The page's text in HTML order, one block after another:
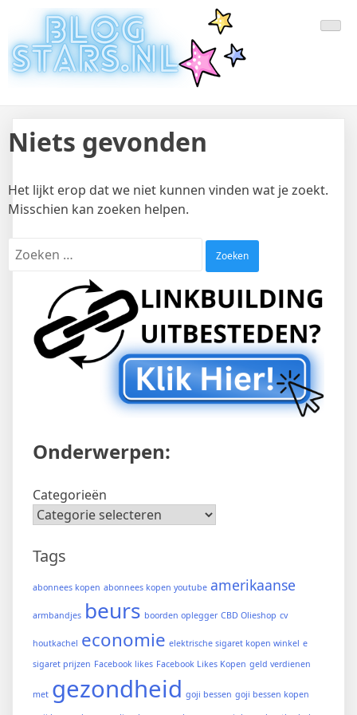
Doorgaan
inhoud
Laatste Nieuws Uit De Media
Van Nederland En Buitenland
Blogger Nieuws, Tips, Trends en Aanbiedingen
Niets gevonden
Het lijkt erop dat we niet kunnen vinden wat je zoekt.
Misschien kan zoeken helpen.
Zoeken
Onderwerpen:
Categorieën
Tags
abonnees kopen abonnees kopen youtube amerikaanse
armbandjes beurs boorden oplegger CBD Olieshop cv
houtkachel economie elektrische sigaret kopen winkel e
sigaret prijzen Facebook likes Facebook Likes Kopen geld verdienen
met gezondheid goji bessen goji bessen kopen